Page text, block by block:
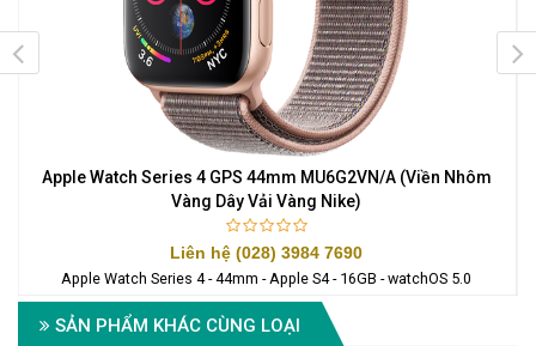
Apple Watch Series 4 GPS 44mm MU6G2VN/A (Viền Nhôm
Vàng Dây Vải Vàng Nike)
Liên hệ (028) 3984 7690
Apple Watch Series 4 - 44mm - Apple S4 - 16GB - watchOS 5.0
SẢN PHẨM KHÁC CÙNG LOẠI